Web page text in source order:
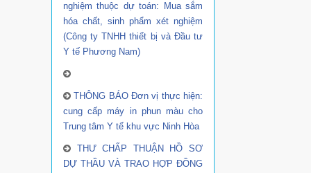
nghiệm thuộc dự toán: Mua sắm
hóa chất, sinh phẩm xét nghiệm
(Công ty TNHH thiết bị và Đầu tư
Y tế Phương Nam)
THÔNG BÁO Đơn vị thực hiện:
cung cấp máy in phun màu cho
Trung tâm Y tế khu vực Ninh Hòa
THƯ CHẤP THUẬN HỒ SƠ
DỰ THẦU VÀ TRAO HỢP ĐỒNG